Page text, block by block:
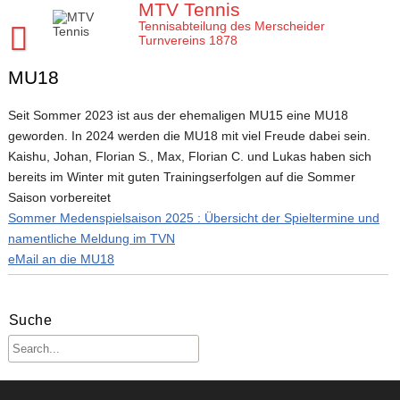
MTV Tennis
Tennisabteilung des Merscheider
Turnvereins 1878
Startseite MTV Tennis
Sponsoren
Verein
MTV Tennis Abteilungsleitung
Anleitungen und Infos
Platz- und Spielordnung
Vereinssatzung
Chronik zu 40 Jahre MTV Tennisabteilung
Mitglied im MTV / Schnupperjahr / Begrüßung
Mannschaften
Damen
Damen 40
Damen 50 2026
Herren 2. Mannschaft
Herren 40
Jugend
Tenniscamps im MTV
Jugendmannschaften im MTV
Kreismeisterschaften Jugend
Stadtmeisterschaften Jugend
Meisterschaften
Clubmeisterschaften im MTV
Medenspiele Sommer 2024
Das neue LK System seit 2020
Tennis Training im MTV
Moritz
Trainingskalender
Presseartikel
Arbeitseinsatz im MTV
MU18
Seit Sommer 2023 ist aus der ehemaligen MU15 eine MU18
geworden. In 2024 werden die MU18 mit viel Freude dabei sein.
Kaishu, Johan, Florian S., Max, Florian C. und Lukas haben sich
bereits im Winter mit guten Trainingserfolgen auf die Sommer
Saison vorbereitet
Sommer Medenspielsaison 2025 : Übersicht der Spieltermine und
namentliche Meldung im TVN
eMail an die MU18
Suche